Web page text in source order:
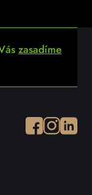
zasadíme
Facebook
Instagram